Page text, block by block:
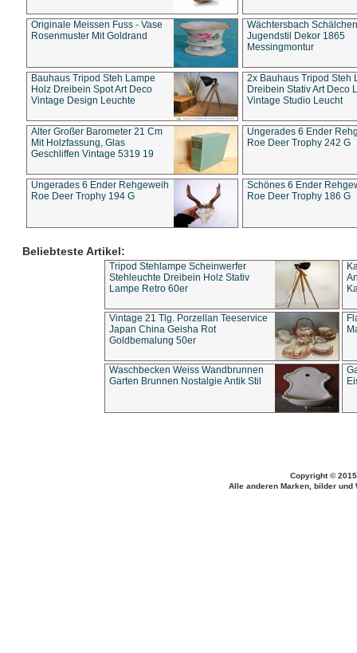
Originale Meissen Fuss - Vase
Rosenmuster Mit Goldrand
Wächtersbach Schälchen
Jugendstil Dekor 1865
Messingmontur
Bauhaus Tripod Steh Lampe
Holz Dreibein Spot Art Deco
Vintage Design Leuchte
2x Bauhaus Tripod Steh
Dreibein Stativ Art Deco
Vintage Studio Leucht
Alter Großer Barometer 21 Cm
Mit Holzfassung, Glas
Geschliffen Vintage 5319 19
Ungerades 6 Ender
Roe Deer Trophy 242 G
Ungerades 6 Ender Rehgeweih
Roe Deer Trophy 194 G
Schönes 6 Ender
Roe Deer Trophy 186 G
Beliebteste Artikel:
Tripod Stehlampe Scheinwerfer
Stehleuchte Dreibein Holz Stativ
Lampe Retro 60er
Vintage 21 Tlg. Porzellan Teeservice
Japan China Geisha Rot
Goldbemalung 50er
Waschbecken Weiss Wandbrunnen
Garten Brunnen Nostalgie Antik Stil
Copyright ©
Alle anderen Marken, bilder und